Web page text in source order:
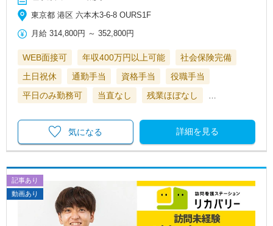
東京都 港区 六本木3-6-8 OURS1F
月給 314,800円 ～352,800円
WEB面接可 年収400万円以上可能
社会保険完備
土日祝休
通勤手当 資格手当
役職手当
平日のみ勤務可
当直なし 残業ほぼなし …
詳細を見る
気になる
記事あり
動画あり